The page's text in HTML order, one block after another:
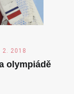
2. 2018
olympiádě